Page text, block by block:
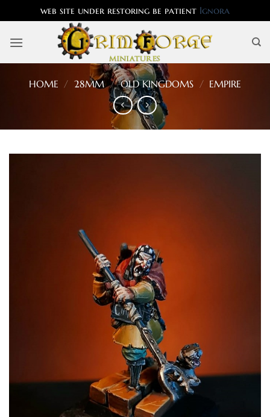
web site under restoring be patient Ignora
HOME / 28MM / OLD KINGDOMS / EMPIRE